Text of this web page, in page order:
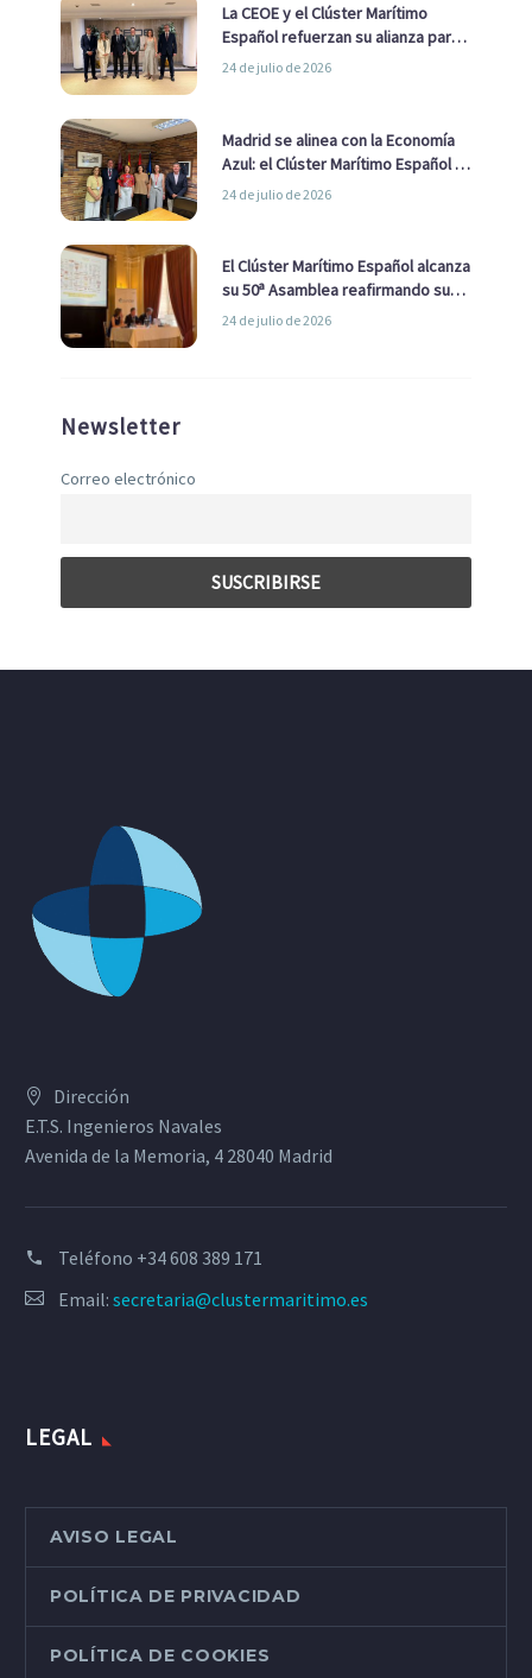
La CEOE y el Clúster Marítimo
Español refuerzan su alianza para
impulsar una estrategia Nacional
24 de julio de 2026
Madrid se alinea con la Economía
Azul: el Clúster Marítimo Español y
la Real Liga Naval avanzan alianzas
24 de julio de 2026
El Clúster Marítimo Español alcanza
su 50ª Asamblea reafirmando su
liderazgo en la Economía Azul
24 de julio de 2026
Newsletter
Correo electrónico
Dirección
E.T.S. Ingenieros Navales
Avenida de la Memoria, 4 28040 Madrid
Teléfono +34 608 389 171
Email: secretaria@clustermaritimo.es
LEGAL
AVISO LEGAL
POLÍTICA DE PRIVACIDAD
POLÍTICA DE COOKIES